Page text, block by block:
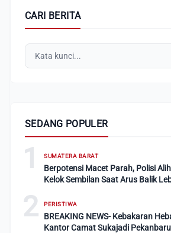
CARI BERITA
SEDANG POPULER
1 SUMATERA BARAT
Berpotensi Macet Parah, Polisi
Kelok Sembilan Saat Arus Balik
2 PERISTIWA
BREAKING NEWS- Kebakaran
Kantor Camat Sukajadi